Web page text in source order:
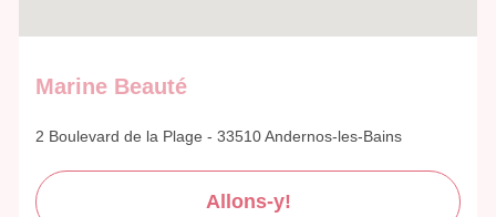
Marine Beauté
2 Boulevard de la Plage - 33510 Andernos-les-Bains
Allons-y!